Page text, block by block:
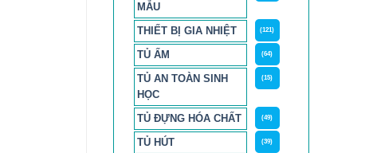
MẪU
THIẾT BỊ GIA NHIỆT (121)
TỦ ẤM (64)
TỦ AN TOÀN SINH
HỌC
(15)
TỦ ĐỰNG HÓA CHẤT (49)
TỦ HÚT (39)